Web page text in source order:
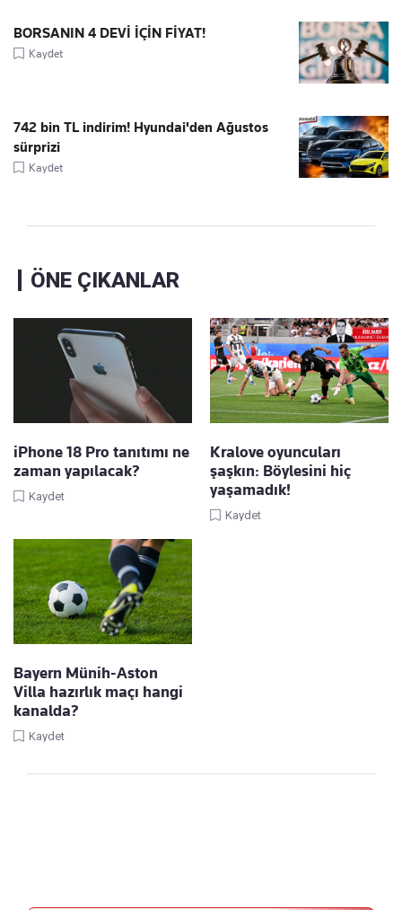
BORSANIN 4 DEVİ İÇİN FİYAT!
Kaydet
742 bin TL indirim! Hyundai'den Ağustos
sürprizi
Kaydet
ÖNE ÇIKANLAR
iPhone 18 Pro tanıtımı ne
zaman yapılacak?
Kaydet
Kralove oyuncuları
şaşkın: Böylesini hiç
yaşamadık!
Kaydet
Bayern Münih-Aston
Villa hazırlık maçı hangi
kanalda?
Kaydet